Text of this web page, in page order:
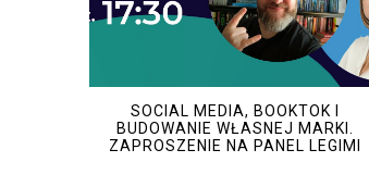
SOCIAL MEDIA, BOOKTOK I
BUDOWANIE WŁASNEJ MARKI.
ZAPROSZENIE NA PANEL LEGIMI